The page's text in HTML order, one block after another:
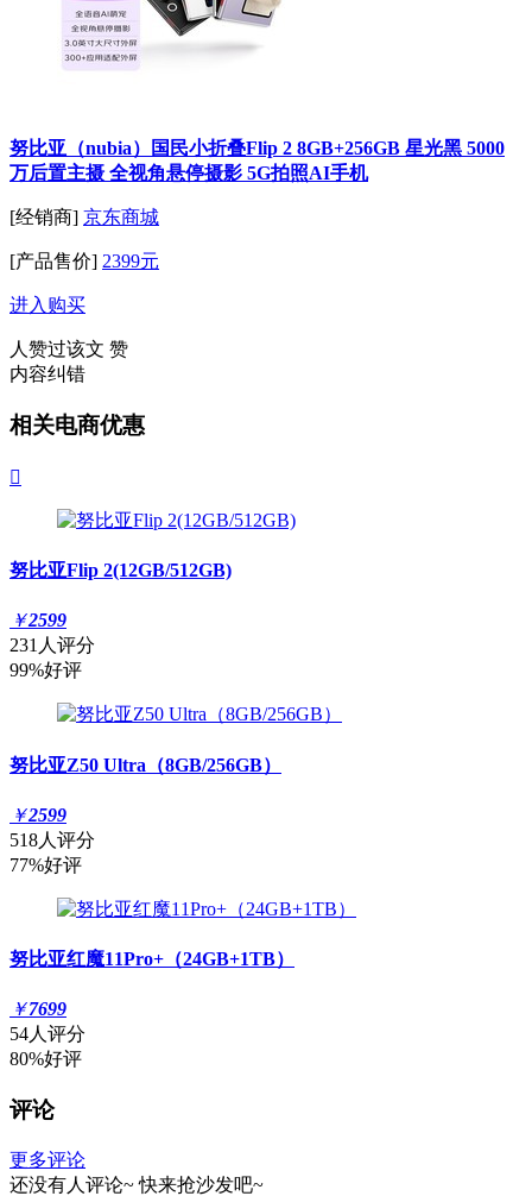
努比亚（nubia）国民小折叠Flip 2 8GB+256GB 星光黑 5000
万后置主摄 全视角悬停摄影 5G拍照AI手机
[经销商] 京东商城
[产品售价] 2399元
进入购买
人赞过该文 赞
内容纠错
相关电商优惠

努比亚Flip 2(12GB/512GB)
￥2599
231人评分
99%好评
努比亚Z50 Ultra（8GB/256GB）
￥2599
518人评分
77%好评
努比亚红魔11Pro+（24GB+1TB）
￥7699
54人评分
80%好评
评论
更多评论
还没有人评论~ 快来抢沙发吧~